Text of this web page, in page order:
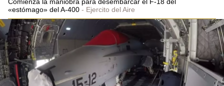
«estómago» del A-400
Ejercito del Aire